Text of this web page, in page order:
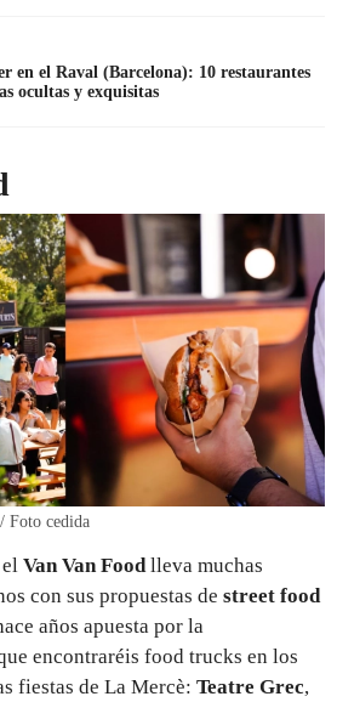
en el Raval (Barcelona): 10 restaurantes
ocultas y exquisitas
Foto cedida
Van Van Foodlleva muchas
con sus propuestas de street food
años apuesta por la
encontraréis food trucks en los
fiestas de La Mercè: Teatre Grec,